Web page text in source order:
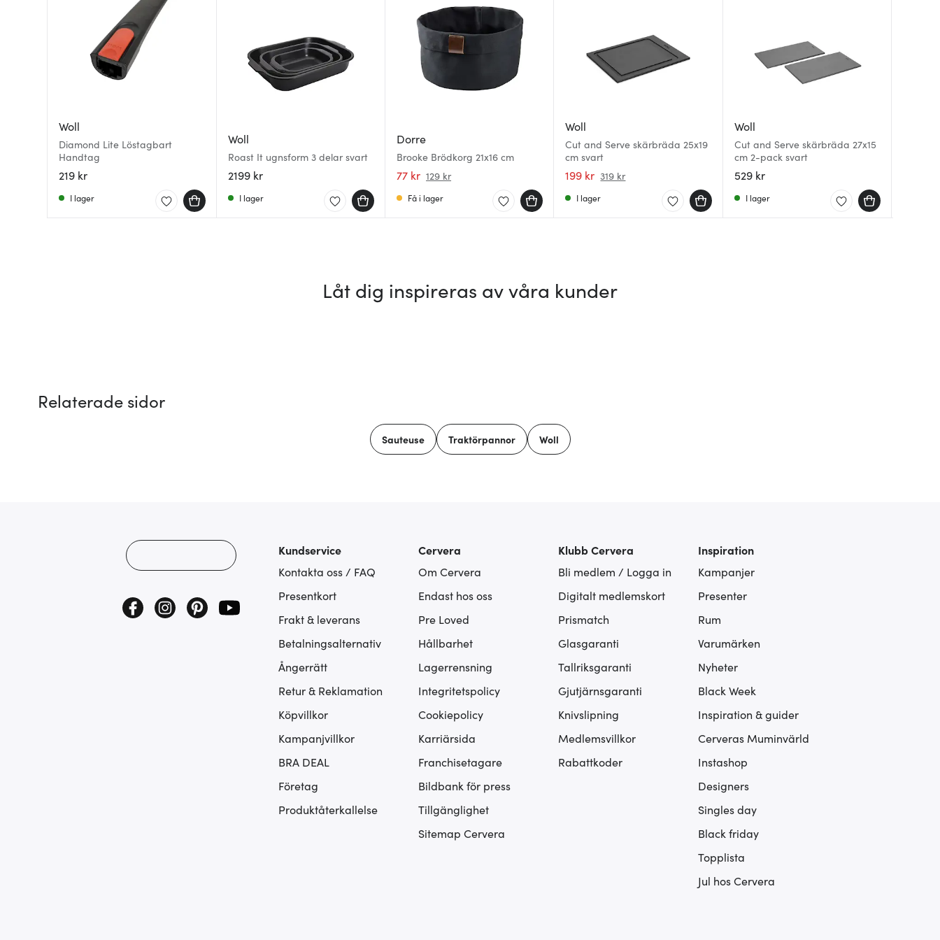
Woll
Diamond Lite Löstagbart
Handtag
219 kr
I lager
Woll
Roast It ugnsform 3 delar svart
2199 kr
I lager
Dorre
Brooke Brödkorg 21x16 cm
77 kr 129 kr
Få i lager
Woll
Cut and Serve skärbräda 25x19
cm svart
199 kr 319 kr
I lager
Woll
Cut and Serve skärbräda 27x15
cm 2-pack svart
529 kr
I lager
Låt dig inspireras av våra kunder
Relaterade sidor
Sauteuse Traktörpannor Woll
Kundservice
Kontakta oss / FAQ
Presentkort
Frakt & leverans
Betalningsalternativ
Ångerrätt
Retur & Reklamation
Köpvillkor
Kampanjvillkor
BRA DEAL
Företag
Produktåterkallelse
Cervera
Om Cervera
Endast hos oss
Pre Loved
Hållbarhet
Lagerrensning
Integritetspolicy
Cookiepolicy
Karriärsida
Franchisetagare
Bildbank för press
Tillgänglighet
Sitemap Cervera
Klubb Cervera
Bli medlem / Logga in
Digitalt medlemskort
Prismatch
Glasgaranti
Tallriksgaranti
Gjutjärnsgaranti
Knivslipning
Medlemsvillkor
Rabattkoder
Inspiration
Kampanjer
Presenter
Rum
Varumärken
Nyheter
Black Week
Inspiration & guider
Cerveras Muminvärld
Instashop
Designers
Singles day
Black friday
Topplista
Jul hos Cervera